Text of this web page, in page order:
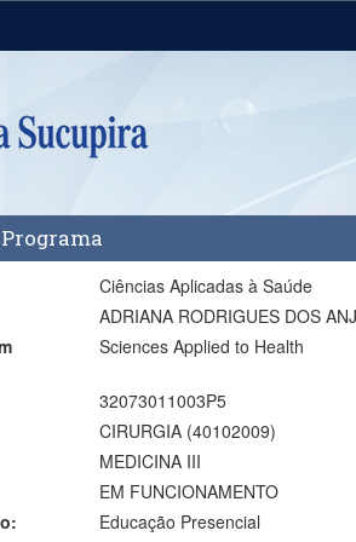
Abastecimento
Ciências Aplicadas à Saúde
ADRIANA RODRIGUES DOS
Sciences Applied to Health
32073011003P5
CIRURGIA (40102009)
MEDICINA III
EM FUNCIONAMENTO
Educação Presencial